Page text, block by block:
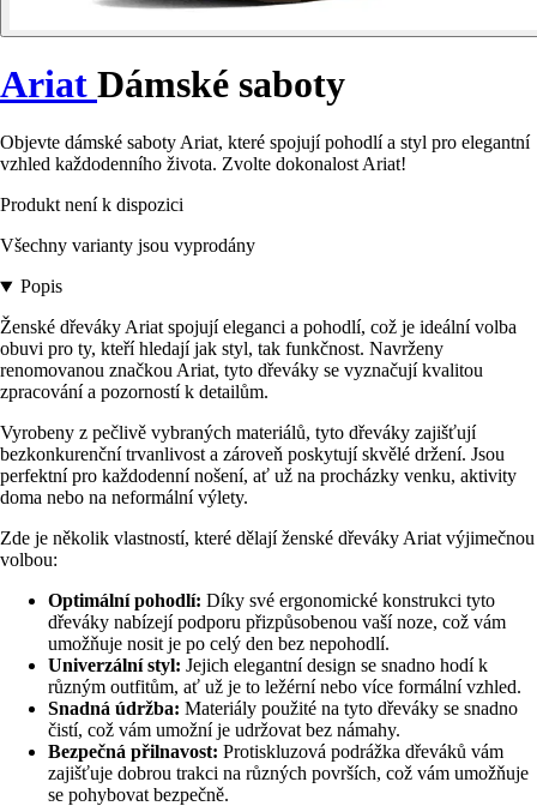
Ariat Dámské saboty
Objevte dámské saboty Ariat, které spojují pohodlí a styl pro elegantní
vzhled každodenního života. Zvolte dokonalost Ariat!
Produkt není k dispozici
Všechny varianty jsou vyprodány
Popis
Ženské dřeváky Ariat spojují eleganci a pohodlí, což je ideální volba
obuvi pro ty, kteří hledají jak styl, tak funkčnost. Navrženy
renomovanou značkou Ariat, tyto dřeváky se vyznačují kvalitou
zpracování a pozorností k detailům.
Vyrobeny z pečlivě vybraných materiálů, tyto dřeváky zajišťují
bezkonkurenční trvanlivost a zároveň poskytují skvělé držení. Jsou
perfektní pro každodenní nošení, ať už na procházky venku, aktivity
doma nebo na neformální výlety.
Zde je několik vlastností, které dělají ženské dřeváky Ariat výjimečnou
volbou:
Optimální pohodlí: Díky své ergonomické konstrukci tyto
dřeváky nabízejí podporu přizpůsobenou vaší noze, což vám
umožňuje nosit je po celý den bez nepohodlí.
Univerzální styl: Jejich elegantní design se snadno hodí k
různým outfitům, ať už je to ležérní nebo více formální vzhled.
Snadná údržba: Materiály použité na tyto dřeváky se snadno
čistí, což vám umožní je udržovat bez námahy.
Bezpečná přilnavost: Protiskluzová podrážka dřeváků vám
zajišťuje dobrou trakci na různých površích, což vám umožňuje
se pohybovat bezpečně.